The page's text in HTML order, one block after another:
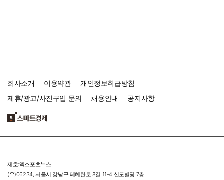
회사소개 이용약관
개인정보취급방침
제휴/광고/사진구입 문의
채용안내 공지사항
제호:엑스포츠뉴스
(우)06234, 서울시 강남구 테헤란로 8길 11-4 신도빌딩 7층